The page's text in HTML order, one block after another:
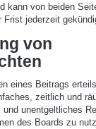
kann von beiden
Frist jederzeit
von
eines Beitrags
zeitlich und
und unentgeltliches
des Boards zu